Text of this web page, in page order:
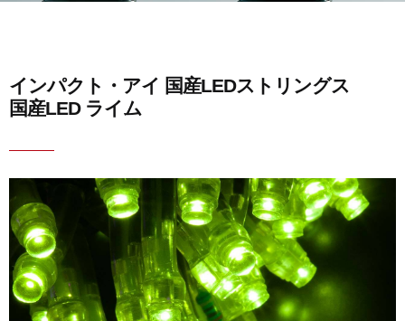
インパクト・アイ 国産LEDストリングス
国産LED ライム